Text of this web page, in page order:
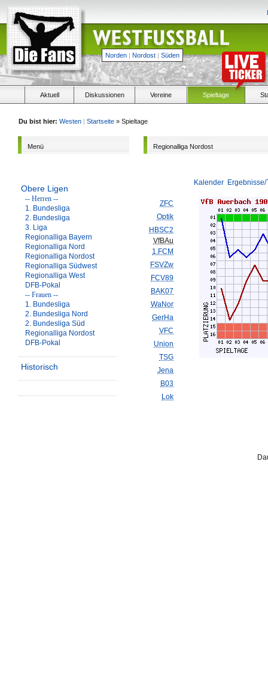
Norden | Nordost | Süden
Aktuell Diskussionen Vereine Spieltage
Du bist hier: Westen | Startseite » Spieltage
Menü
Obere Ligen
-- Herren --
1. Bundesliga
2. Bundesliga
3. Liga
Regionalliga Bayern
Regionalliga Nord
Regionalliga Nordost
Regionalliga Südwest
Regionalliga West
DFB-Pokal
-- Frauen --
1. Bundesliga
2. Bundesliga Nord
2. Bundesliga Süd
Regionalliga Nordost
DFB-Pokal
Historisch
Regionalliga Nordost
Kalender
ZFC
Optik
HBSC2
VfBAu
1.FCM
FSVZw
FCV89
BAK07
WaNor
GerHa
VFC
Union
TSG
Jena
B03
Lok